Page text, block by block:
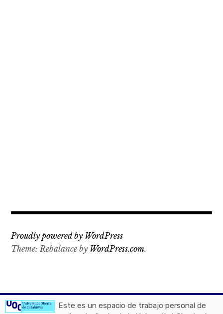
Proudly powered by WordPress
Theme: Rebalance by WordPress.com.
Este es un espacio de trabajo personal de